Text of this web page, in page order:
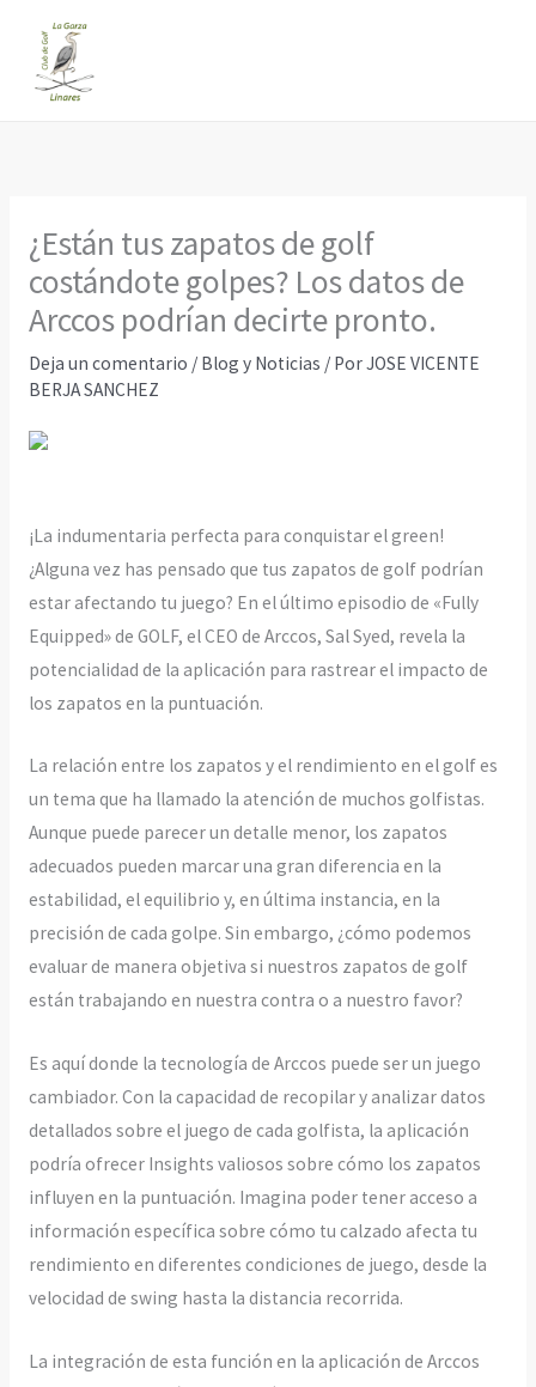
contenido
¿Están tus zapatos de golf
costándote golpes? Los datos de
Arccos podrían decirte pronto.
Deja un comentario / Blog y Noticias / PorJOSE VICENTE
BERJA SANCHEZ
¡La indumentaria perfecta para conquistar el green!
¿Alguna vez has pensado que tus zapatos de golf podrían
estar afectando tu juego? En el último episodio de «Fully
Equipped» de GOLF, el CEO de Arccos, Sal Syed, revela la
potencialidad de la aplicación para rastrear el impacto de
los zapatos en la puntuación.
La relación entre los zapatos y el rendimiento en el golf es
un tema que ha llamado la atención de muchos golfistas.
Aunque puede parecer un detalle menor, los zapatos
adecuados pueden marcar una gran diferencia en la
estabilidad, el equilibrio y, en última instancia, en la
precisión de cada golpe. Sin embargo, ¿cómo podemos
evaluar de manera objetiva si nuestros zapatos de golf
están trabajando en nuestra contra o a nuestro favor?
Es aquí donde la tecnología de Arccos puede ser un juego
cambiador. Con la capacidad de recopilar y analizar datos
detallados sobre el juego de cada golfista, la aplicación
podría ofrecer Insights valiosos sobre cómo los zapatos
influyen en la puntuación. Imagina poder tener acceso a
información específica sobre cómo tu calzado afecta tu
rendimiento en diferentes condiciones de juego, desde la
velocidad de swing hasta la distancia recorrida.
La integración de esta función en la aplicación de Arccos